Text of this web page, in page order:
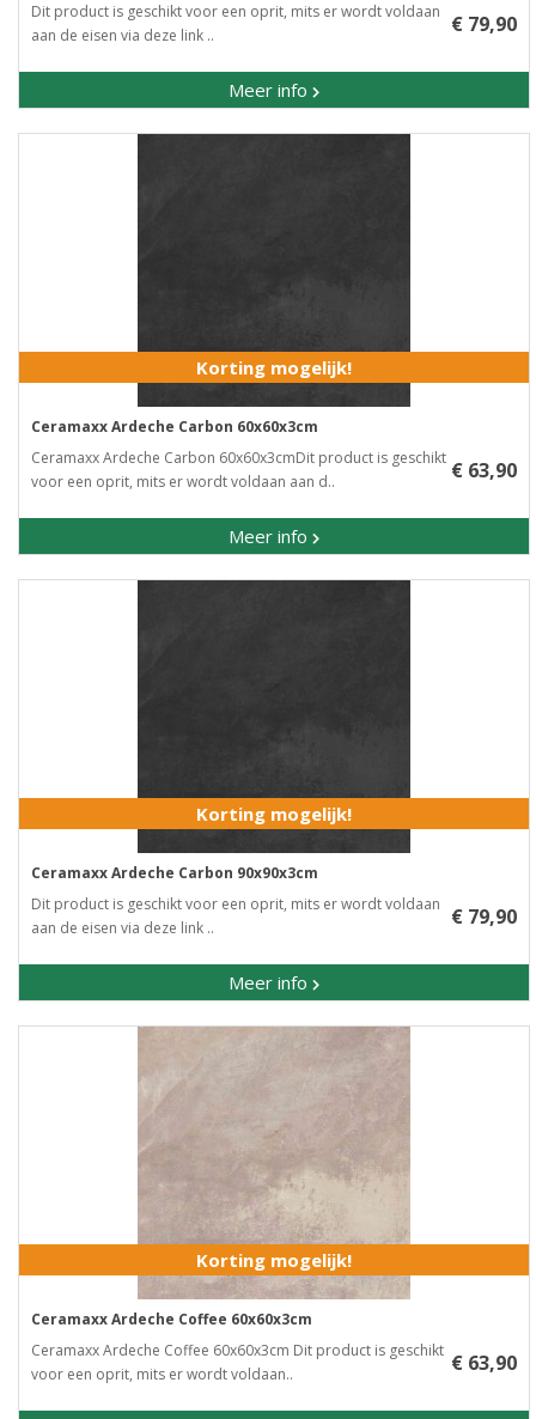
Dit product is geschikt voor een oprit, mits er wordt voldaan
aan de eisen via deze link ..
Meer info
€ 79,90
Korting mogelijk!
Ceramaxx Ardeche Carbon 60x60x3cm
Ceramaxx Ardeche Carbon 60x60x3cmDit product is geschikt
voor een oprit, mits er wordt voldaan aan d..
Meer info
€ 63,90
Korting mogelijk!
Ceramaxx Ardeche Carbon 90x90x3cm
Dit product is geschikt voor een oprit, mits er wordt voldaan
aan de eisen via deze link ..
Meer info
€ 79,90
Korting mogelijk!
Ceramaxx Ardeche Coffee 60x60x3cm
Ceramaxx Ardeche Coffee 60x60x3cm Dit product is geschikt
voor een oprit, mits er wordt voldaan..
€ 63,90